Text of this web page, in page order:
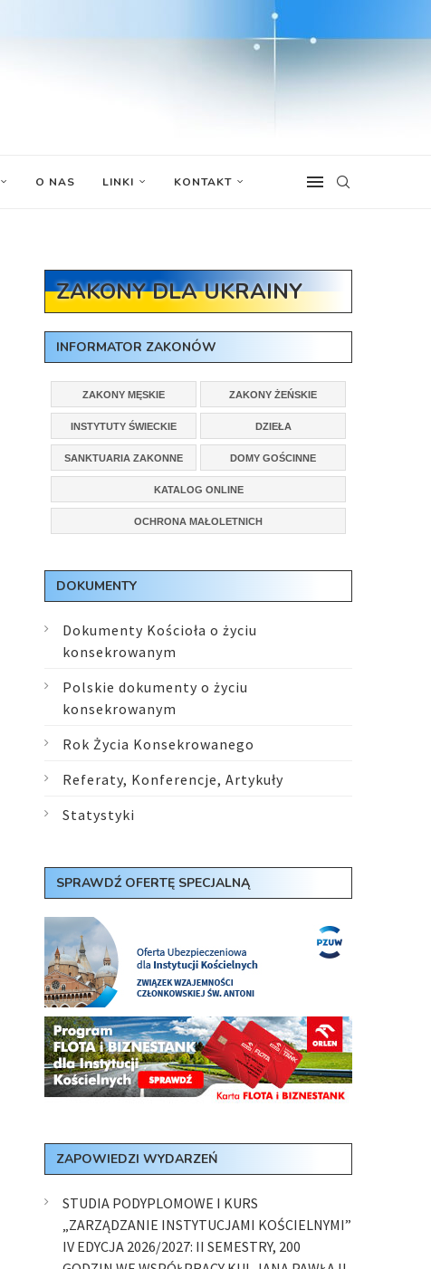
O NAS LINKI KONTAKT
ZAKONY DLA UKRAINY
INFORMATOR ZAKONÓW
ZAKONY MĘSKIE ZAKONY ŻEŃSKIE
INSTYTUTY ŚWIECKIE DZIEŁA
SANKTUARIA ZAKONNE DOMY GOŚCINNE
KATALOG ONLINE
OCHRONA MAŁOLETNICH
DOKUMENTY
Dokumenty Kościoła o życiu
konsekrowanym
Polskie dokumenty o życiu
konsekrowanym
Rok Życia Konsekrowanego
Referaty, Konferencje, Artykuły
Statystyki
SPRAWDŹ OFERTĘ SPECJALNĄ
ZAPOWIEDZI WYDARZEŃ
STUDIA PODYPLOMOWE I KURS
„ZARZĄDZANIE INSTYTUCJAMI KOŚCIELNYMI”
IV EDYCJA 2026/2027: II SEMESTRY, 200